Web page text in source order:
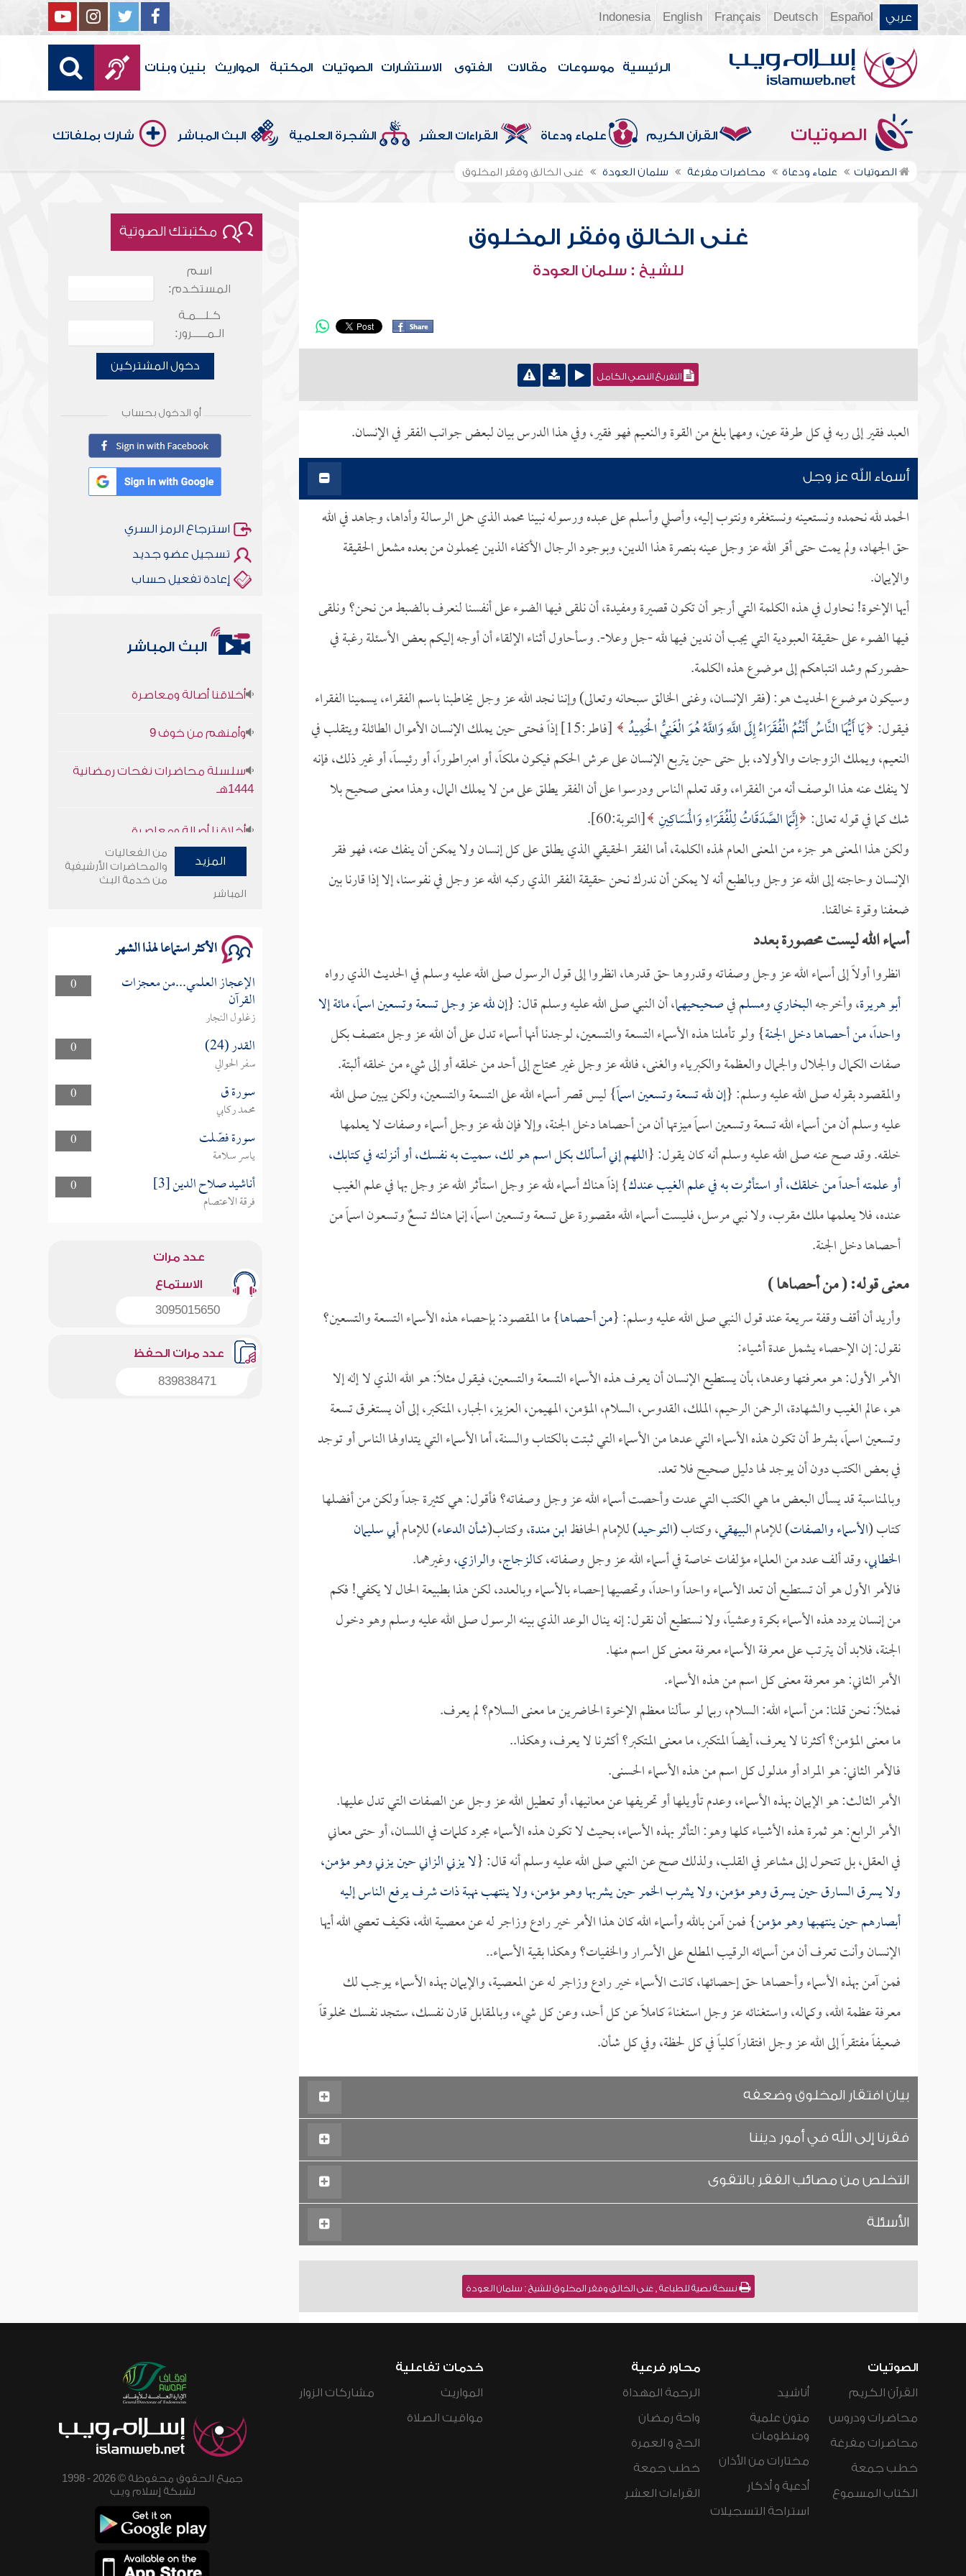
عربي Español
Deutsch
Français
English
Indonesia
الرئيسية موسوعات مقالات الفتوى الاستشارات الصوتيات المكتبة المواريث بنين وبنات
الصوتيات القرآن الكريم علماء ودعاة القراءات العشر الشجرة العلمية البث المباشر شارك بملفاتك
الصوتيات علماء ودعاة محاضرات مفرغة سلمان العودة غنى الخالق وفقر المخلوق
غنى الخالق وفقر المخلوق
للشيخ : سلمان العودة
التفريغ النصي الكامل
العبد فقير إلى ربه في كل طرفة عين، ومهما بلغ من القوة والنعيم فهو فقير، وفي هذا الدرس بيان لبعض جوانب الفقر في الإنسان.
أسماء الله عز وجل
الحمد لله نحمده ونستعينه ونستغفره ونتوب إليه، وأصلي وأسلم على عبده ورسوله نبينا محمد الذي حمل الرسالة وأداها، وجاهد في الله
حق الجهاد، ولم يمت حتى أقر الله عز وجل عينه بنصرة هذا الدين، وبوجود الرجال الأكفاء الذين يحملون من بعده مشعل الحقيقة
والإيمان.
أيها الإخوة! نحاول في هذه الكلمة التي أرجو أن تكون قصيرة ومفيدة، أن نلقى فيها الضوء على أنفسنا لنعرف بالضبط من نحن؟ ونلقى
فيها الضوء على حقيقة العبودية التي يجب أن ندين فيها لله -جل وعلا-. وسأحاول أثناء الإلقاء أن أوجه إليكم بعض الأسئلة رغبة في
حضوركم وشد انتباهكم إلى موضوع هذه الكلمة.
وسيكون موضوع الحديث هو: (فقر الإنسان، وغنى الخالق سبحانه وتعالى) وإننا نجد الله عز وجل يخاطبنا باسم الفقراء، يسمينا الفقراء
فيقول: يَا أَيُّهَا النَّاسُ أَنْتُمُ الْفُقَرَاءُ إِلَى اللَّهِ وَاللَّهُ هُوَ الْغَنِيُّ الْحَمِيدُ
[فاطر:15] إذاً فحتى حين يملك الإنسان الأموال الطائلة ويتقلب في
النعيم، ويملك الزوجات والأولاد، بل حتى حين يتربع الإنسان على عرش الحكم فيكون ملكاً، أو امبراطوراً، أو رئيساً، أو غير ذلك، فإنه
لا ينفك عنه هذا الوصف أنه من الفقراء، وقد تعلم الناس ودرسوا على أن الفقر يطلق على من لا يملك المال، وهذا معنى صحيح بلا
شك كما في قوله تعالى: إِنَّمَا الصَّدَقَاتُ لِلْفُقَرَاءِ وَالْمَسَاكِينِ [التوبة:60].
ولكن هذا المعنى هو جزء من المعنى العام لهذه الكلمة، أما الفقر الحقيقي الذي يطلق على كل إنسان ولا يمكن أن ينفك عنه، فهو فقر
الإنسان وحاجته إلى الله عز وجل وبالطبع أنه لا يمكن أن ندرك نحن حقيقة الفقر الذي ركبه الله عز وجل في نفوسنا، إلا إذا قارنا بين
ضعفنا وقوة خالقنا.
أسماء الله ليست محصورة بعدد
انظروا أولاً إلى أسماء الله عز وجل وصفاته وقدروها حق قدرها، انظروا إلى قول الرسول صلى الله عليه وسلم في الحديث الذي رواه
أبو هريرة، وأخرجهالبخاريومسلمفيصحيحيهما، أن النبي صلى الله عليه وسلم قال: {إن لله عز وجل تسعة وتسعين اسماً، مائة إلا
واحداً، من أحصاها دخل الجنة} ولو تأملنا هذه الأسماء التسعة والتسعين، لوجدنا أنها أسماء تدل على أن الله عز وجل متصف بكل
صفات الكمال والجلال والجمال والعظمة والكبرياء والغنى، فالله عز وجل غير محتاج إلى أحد من خلقه أو إلى شيء من خلقه ألبتة.
والمقصود بقوله صلى الله عليه وسلم: {إن لله تسعة وتسعين اسماً} ليس قصر أسماء الله على التسعة والتسعين، ولكن يبين صلى الله
عليه وسلم أن من أسماء الله تسعة وتسعين اسماً ميزتها أن من أحصاها دخل الجنة، وإلا فإن لله عز وجل أسماء وصفات لا يعلمها
خلقه. وقد صح عنه صلى الله عليه وسلم أنه كان يقول: {اللهم إني أسألك بكل اسم هو لك، سميت به نفسك، أو أنـزلته في كتابك،
أو علمته أحداً من خلقك، أو استأثرت به في علم الغيب عندك} إذاً هناك أسماء لله عز وجل استأثر الله عز وجل بها في علم الغيب
عنده، فلا يعلمها ملك مقرب، ولا نبي مرسل، فليست أسماء الله مقصورة على تسعة وتسعين اسماً، إنما هناك تسعٌ وتسعون اسماً من
أحصاها دخل الجنة.
معنى قوله: ( من أحصاها )
وأريد أن أقف وقفة سريعة عند قول النبي صلى الله عليه وسلم: {من أحصاها} ما المقصود: بإحصاء هذه الأسماء التسعة والتسعين؟
نقول: إن الإحصاء يشمل عدة أشياء:
الأمر الأول: هو معرفتها وعدها، بأن يستطيع الإنسان أن يعرف هذه الأسماء التسعة والتسعين، فيقول مثلاً: هو الله الذي لا إله إلا
هو، عالم الغيب والشهادة، الرحمن الرحيم، الملك، القدوس، السلام، المؤمن، المهيمن، العزيز، الجبار، المتكبر، إلى أن يستغرق تسعة
وتسعين اسماً، بشرط أن تكون هذه الأسماء التي عدها من الأسماء التي ثبتت بالكتاب والسنة، أما الأسماء التي يتداولها الناس أو توجد
في بعض الكتب دون أن يوجد لها دليل صحيح فلا تعد.
وبالمناسبة قد يسأل البعض ما هي الكتب التي عدت وأحصت أسماء الله عز وجل وصفاته؟ فأقول: هي كثيرة جداً ولكن من أفضلها
كتاب (الأسماء والصفات) للإمامالبيهقي، وكتاب (التوحيد) للإمام الحافظابن مندة، وكتاب(شأن الدعاء) للإمامأبي سليمان
الخطابي، وقد ألف عدد من العلماء مؤلفات خاصة في أسماء الله عز وجل وصفاته، كـالزجاج، والرازي، وغيرهما.
فالأمر الأول هو أن تستطيع أن تعد الأسماء واحداً واحداً، وتحصيها إحصاء بالأسماء وبالعدد، لكن هذا بطبيعة الحال لا يكفي! فكم
من إنسان يردد هذه الأسماء بكرة وعشياً، ولا نستطيع أن نقول: إنه ينال الوعد الذي بينه الرسول صلى الله عليه وسلم وهو دخول
الجنة، فلابد أن يترتب على معرفة الأسماء معرفة معنى كل اسم منها.
الأمر الثاني: هو معرفة معنى كل اسم من هذه الأسماء.
فمثلاً: نحن قلنا: من أسماء الله: السلام، ربما لو سألنا معظم الإخوة الحاضرين ما معنى السلام؟ لم يعرف.
ما معنى المؤمن؟ أكثرنا لا يعرف، أيضاً المتكبر، ما معنى المتكبر؟ أكثرنا لا يعرف، وهكذا..
فالأمر الثاني: هو المراد أو مدلول كل اسم من هذه الأسماء الحسنى.
الأمر الثالث: هو الإيمان بهذه الأسماء، وعدم تأويلها أو تحريفها عن معانيها، أو تعطيل الله عز وجل عن الصفات التي تدل عليها.
الأمر الرابع: هو ثمرة هذه الأشياء كلها وهو: التأثر بهذه الأسماء، بحيث لا تكون هذه الأسماء مجرد كلمات في اللسان، أو حتى معاني
في العقل، بل تتحول إلى مشاعر في القلب، ولذلك صح عن النبي صلى الله عليه وسلم أنه قال: {لا يزني الزاني حين يزني وهو مؤمن،
ولا يسرق السارق حين يسرق وهو مؤمن، ولا يشرب الخمر حين يشربها وهو مؤمن، ولا ينتهب نهبة ذات شرف يرفع الناس إليه
أبصارهم حين ينتهبها وهو مؤمن} فمن آمن بالله وأسماء الله كان هذا الأمر خير رادع وزاجر له عن معصية الله، فكيف تعصي الله أيها
الإنسان وأنت تعرف أن من أسمائه الرقيب المطلع على الأسرار والخفيات؟ وهكذا بقية الأسماء..
فمن آمن بهذه الأسماء وأحصاها حق إحصائها، كانت الأسماء خير رادع وزاجر له عن المعصية، والإيمان بهذه الأسماء يوجب لك
معرفة عظمة الله، وكماله، واستغنائه عز وجل استغناءً كاملاً عن كل أحد، وعن كل شيء، وبالمقابل قارن نفسك، ستجد نفسك مخلوقاً
ضعيفاً مفتقراً إلى الله عز وجل افتقاراً كلياً في كل لحظة، وفي كل شأن.
بيان افتقار المخلوق وضعفه
فقرنا إلى الله في أمور ديننا
التخلص من مصائب الفقر بالتقوى
الأسئلة
نسخة نصية للطباعة , غنى الخالق وفقر المخلوق للشيخ : سلمان العودة
مكتبتك الصوتية
اسم
المستخدم:
كـلـــمـة
الـمـــــرور:
دخول المشتركين
أو الدخول بحساب
استرجاع الرمز السري
تسجيل عضو جديد
إعادة تفعيل حساب
البث المباشر
1444هـ
وأمنهم من خوف 9
سلسلة محاضرات نفحات رمضانية
المزيد
من الفعاليات
والمحاضرات الأرشيفية
من خدمة البث
المباشر
الأكثر استماعا لهذا الشهر
0 الإعجاز العلمي...من معجزات
القرآن
زغلول النجار
0
القدر (24)
سفر الحوالي
0
سورة ق
محمد ركابي
0
سورة فصّلت
ياسر سلامة
0
أناشيد صلاح الدين [3]
فرقة الاعتصام
عدد مرات
الاستماع
3095015650
عدد مرات الحفظ
839838471
الصوتيات
القرآن الكريم
محاضرات ودروس
محاضرات مفرغة
خطب جمعة
الكتاب المسموع
أناشيد
متون علمية
ومنظومات
مختارات من الأذان
أدعية و أذكار
استراحة التسجيلات
محاور فرعية
الرحمة المهداة
واحة رمضان
الحج و العمرة
خطب جمعة
القراءات العشر
خدمات تفاعلية
المواريث
مواقيت الصلاة
مشاركات الزوار
جميع الحقوق محفوظة © 2026 - 1998
لشبكة إسلام ويب